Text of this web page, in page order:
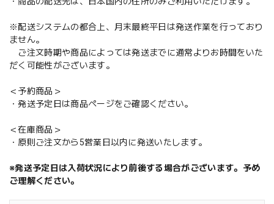
※配送システムの都合上、月末最終平日は発送作業を行っており
ません。
ご注文時期や商品によっては発送までに通常よりお時間をいた
だく可能性がございます。
＜予約商品＞
・発送予定日は商品ページをご確認ください。
＜在庫商品＞
・原則ご注文から5営業日以内に発送いたします。
※発送予定日は入荷状況により前後する場合がございます。予め
ご理解ください。